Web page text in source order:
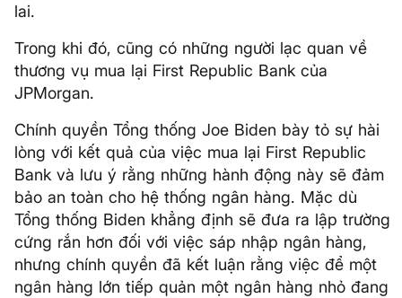
lai.
Trong khi đó, cũng có những người lạc quan về
thương vụ mua lại First Republic Bank của
JPMorgan.
Chính quyền Tổng thống Joe Biden bày tỏ sự hài
lòng với kết quả của việc mua lại First Republic
Bank và lưu ý rằng những hành động này sẽ đảm
bảo an toàn cho hệ thống ngân hàng. Mặc dù
Tổng thống Biden khẳng định sẽ đưa ra lập trường
cứng rắn hơn đối với việc sáp nhập ngân hàng,
nhưng chính quyền đã kết luận rằng việc để một
ngân hàng lớn tiếp quản một ngân hàng nhỏ đang